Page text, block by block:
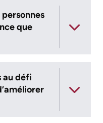
use
l'information
Healthcare
Information
personnes
que
au défi